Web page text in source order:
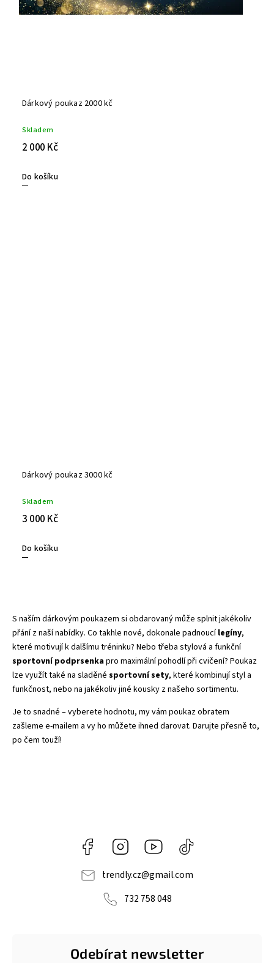
Dárkový poukaz 2000 kč
Skladem
2 000 Kč
Do košíku
Dárkový poukaz 3000 kč
Skladem
3 000 Kč
Do košíku
S naším dárkovým poukazem si obdarovaný může splnit jakékoliv
přání z naší nabídky. Co takhle nové, dokonale padnoucílegíny,
které motivují k dalšímu tréninku? Nebo třeba stylová a funkční
sportovní podprsenkapro maximální pohodlí při cvičení? Poukaz
lze využít také na sladěné sportovní sety, které kombinují styl a
funkčnost, nebo na jakékoliv jiné kousky z našeho sortimentu.
Je to snadné – vyberete hodnotu, my vám poukaz obratem
zašleme e-mailem a vy ho můžete ihned darovat. Darujte přesně to,
po čem touží!
Facebook Instagram https://www.youtube.com/
navlnetrendu5284
trendly.cz@gmail.com
732 758 048
Odebírat newsletter